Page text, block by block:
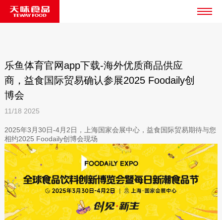
乐鱼体育官网app下载-海外优质商品供应
商，益食国际贸易确认参展2025 Foodaily创
博会
11/18 2025
2025年3月30日-4月2日，上海国家会展中心，益食国际贸易期待与您
相约2025 Foodaily创博会现场